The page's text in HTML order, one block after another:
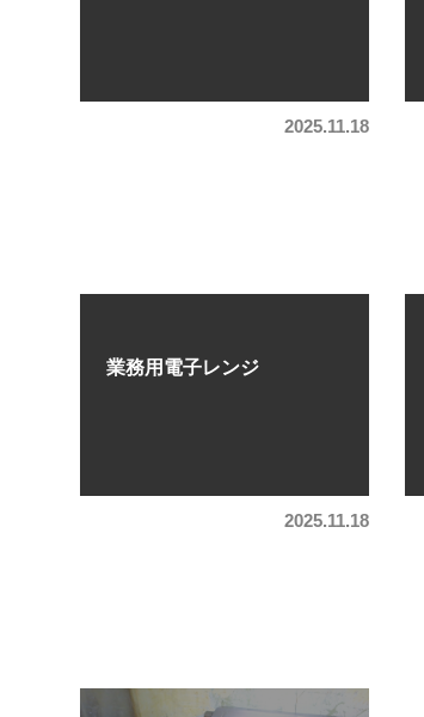
2025.11.18
業務用電子レンジ
2025.11.18